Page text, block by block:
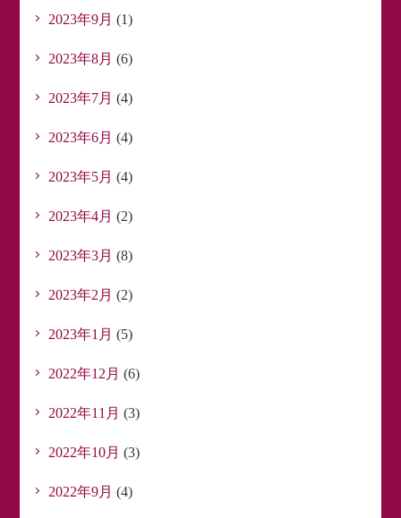
2023年9月 (1)
2023年8月 (6)
2023年7月 (4)
2023年6月 (4)
2023年5月 (4)
2023年4月 (2)
2023年3月 (8)
2023年2月 (2)
2023年1月 (5)
2022年12月 (6)
2022年11月 (3)
2022年10月 (3)
2022年9月 (4)